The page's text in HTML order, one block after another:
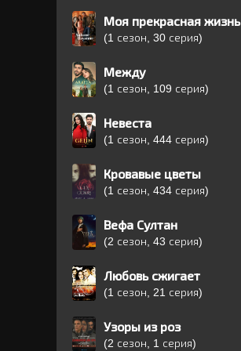
Моя прекрасная жизнь
(1 сезон, 30 серия)
Между
(1 сезон, 109 серия)
Невеста
(1 сезон, 444 серия)
Кровавые цветы
(1 сезон, 434 серия)
Вефа Султан
(2 сезон, 43 серия)
Любовь сжигает
(1 сезон, 21 серия)
Узоры из роз
(2 сезон, 1 серия)